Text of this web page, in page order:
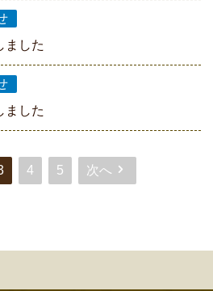
ました
ました
4 5 次へ